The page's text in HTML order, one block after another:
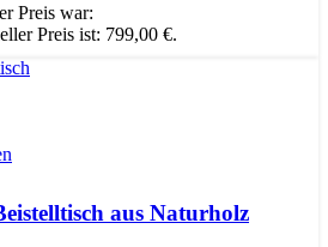
Preis war:
Preis ist: 799,00 €.
aus Naturholz